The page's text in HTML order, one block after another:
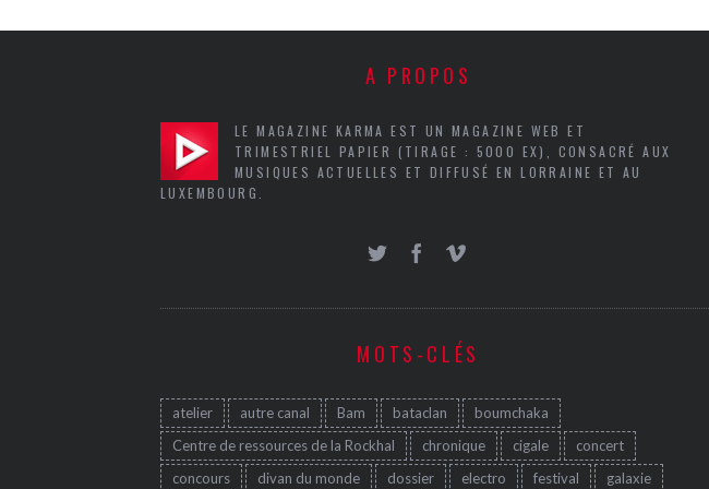
A PROPOS
LE MAGAZINE KARMA EST UN MAGAZINE WEB ET
TRIMESTRIEL PAPIER (TIRAGE : 5000 EX), CONSACRÉ AUX
MUSIQUES ACTUELLES ET DIFFUSÉ EN LORRAINE ET AU
LUXEMBOURG.
MOTS-CLÉS
atelier autre canal Bam bataclan
boumchaka
Centre de ressources de la Rockhal
chronique cigale
concert
concours
divan du monde dossier electro festival galaxie